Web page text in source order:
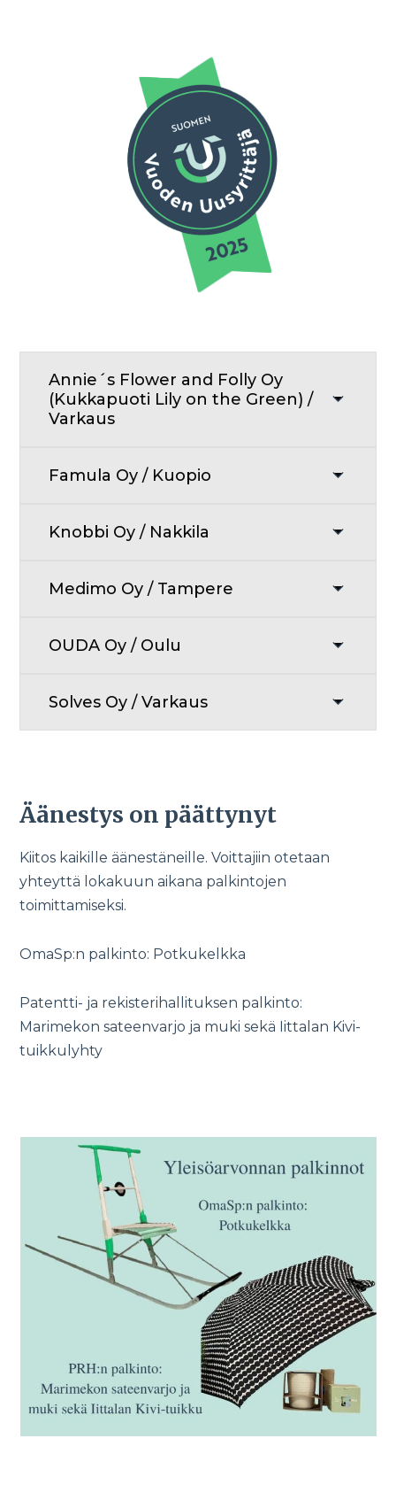
Annie´s Flower and Folly Oy
(Kukkapuoti Lily on the Green) /
Varkaus
Famula Oy / Kuopio
Knobbi Oy / Nakkila
Medimo Oy / Tampere
OUDA Oy / Oulu
Solves Oy / Varkaus
Äänestys on päättynyt
Kiitos kaikille äänestäneille. Voittajiin otetaan
yhteyttä lokakuun aikana palkintojen
toimittamiseksi.
OmaSp:n palkinto: Potkukelkka
Patentti- ja rekisterihallituksen palkinto:
Marimekon sateenvarjo ja muki sekä Iittalan Kivi-
tuikkulyhty